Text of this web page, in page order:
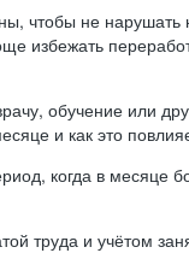
чтобы не
избежать
обучение или
и как это
когда в месяце
труда и учётом